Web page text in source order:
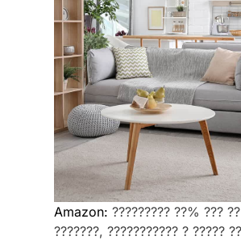
Amazon: ????????? ??% ???
???????, ??????????? ? ?????